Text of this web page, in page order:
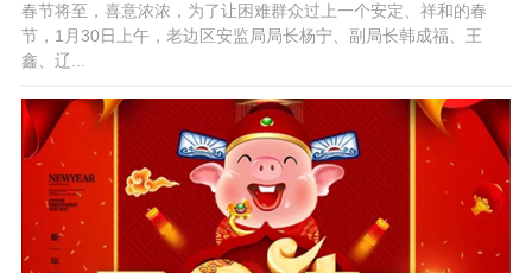
春节将至，喜意浓浓，为了让困难群众过上一个安定、祥和的春
节，1月30日上午，老边区安监局局长杨宁、副局长韩成福、王
鑫、辽...